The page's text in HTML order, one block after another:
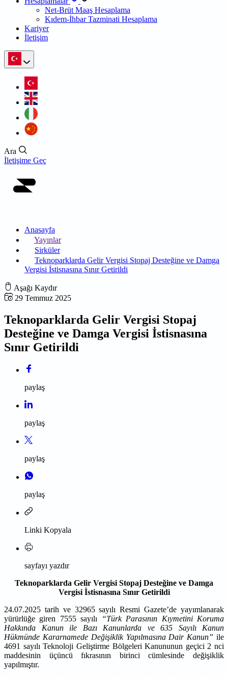
Net-Brüt Maaş Hesaplama
Kıdem-İhbar Tazminati Hesaplama
Kariyer
İletişim
Ara
İletişime Geç
Anasayfa
Yayınlar
Sirküler
Teknoparklarda Gelir Vergisi Stopaj Desteğine ve Damga
Vergisi İstisnasına Sınır Getirildi
Aşağı Kaydır
29 Temmuz 2025
Teknoparklarda Gelir Vergisi Stopaj
Desteğine ve Damga Vergisi İstisnasına
Sınır Getirildi
paylaş
paylaş
paylaş
paylaş
Linki Kopyala
sayfayı yazdır
Teknoparklarda Gelir Vergisi Stopaj Desteğine ve Damga
Vergisi İstisnasına Sınır Getirildi
24.07.2025 tarih ve 32965 sayılı Resmi Gazete’de yayımlanarak
yürürlüğe giren 7555 sayılı
“Türk Parasının Kıymetini Koruma
Hakkında Kanun ile Bazı Kanunlarda ve 635 Sayılı Kanun
Hükmünde Kararnamede Değişiklik Yapılmasına Dair Kanun” ile
4691 sayılı Teknoloji Geliştirme Bölgeleri Kanununun geçici 2 nci
maddesinin üçüncü fıkrasının birinci cümlesinde değişiklik
yapılmıştır.